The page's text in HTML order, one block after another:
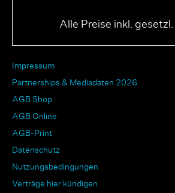
Alle Preise inkl.
Impressum
Partnerships & Mediadaten 2026
AGB Shop
AGB Online
AGB-Print
Datenschutz
Nutzungsbedingungen
Verträge hier kündigen